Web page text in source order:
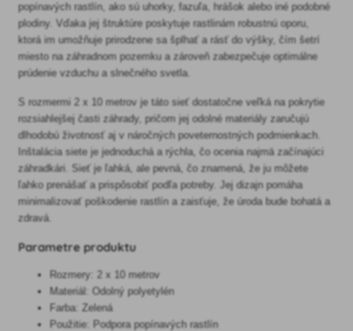
popínavých rastlín, ako sú uhorky, fazuľa, hrášok alebo iné podobné
plodiny. Vďaka jej štruktúre poskytuje rastlinám robustnú oporu,
ktorá im umožňuje prirodzene sa šplhať a rásť do výšky, čím šetrí
miesto na záhradnom pozemku a zároveň zabezpečuje optimálne
prúdenie vzduchu a slnečného svetla.
S rozmermi 2 x 10 metrov je táto sieť dostatočne veľká na pokrytie
rozsiahlejšej časti záhrady, pričom jej odolné materiály zaručujú
dlhodobú životnosť aj v náročných poveternostných podmienkach.
Inštalácia siete je jednoduchá a rýchla, čo ocenia najmä začínajúci
záhradkári. Sieť je ľahká, ale pevná, čo znamená, že ju môžete
ľahko prenášať a prispôsobiť podľa potreby. Jej dizajn pomáha
minimalizovať poškodenie rastlín a zaisťuje, že úroda bude bohatá a
zdravá.
Parametre produktu
Rozmery: 2 x 10 metrov
Materiál: Odolný polyetylén
Farba: Zelená
Použitie: Podpora popínavých rastlín